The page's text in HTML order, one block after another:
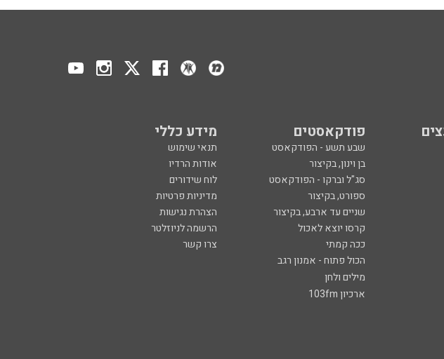
פודקאסטים מידע כללי
שבע תשע - הפודקאסט
תנאי שימוש
בן וינון, בקיצור
אודות הרדיו
סג"ל וברקו - הפודקאסט
לוח שידורים
ספורט, בקיצור
מדיניות פרטיות
שניים עד ארבע, בקיצור
הצהרת נגישות
קרסו יוצא לאכול
הרשמה לניוזלטר
ככה קמתי
צרו קשר
הכול פתוח - אמנון רגב
מילים ולחן
ארכיון 103fm